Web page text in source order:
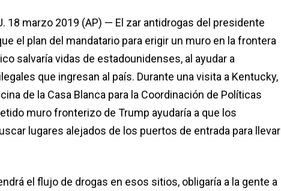
18 marzo 2019 (AP) — El zar antidrogas del presidente
el plan del mandatario para erigir un muro en la frontera
salvaría vidas de estadounidenses, al ayudar a
que ingresan al país. Durante una visita a Kentucky,
de la Casa Blanca para la Coordinación de Políticas
muro fronterizo de Trump ayudaría a que los
lugares alejados de los puertos de entrada para llevar
el flujo de drogas en esos sitios, obligaría a la gente a